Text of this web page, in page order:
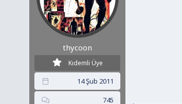
thycoon
Kıdemli Üye
14 Şub 2011
745